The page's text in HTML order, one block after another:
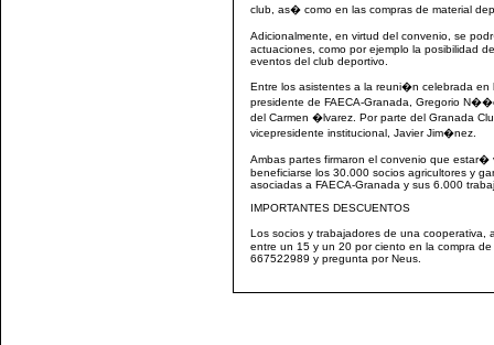
club, as� como en las compras de material
Adicionalmente, en virtud del convenio, se
actuaciones, como por ejemplo la posibilidad
eventos del club deportivo.
Entre los asistentes a la reuni�n celebrada
presidente de FAECA-Granada, Gregorio
del Carmen �lvarez. Por parte del Granada
vicepresidente institucional, Javier Jim�nez.
Ambas partes firmaron el convenio que
beneficiarse los 30.000 socios agricultores y
asociadas a FAECA-Granada y sus 6.000
IMPORTANTES DESCUENTOS
Los socios y trabajadores de una
entre un 15 y un 20 por ciento en la compra
667522989 y pregunta por Neus.